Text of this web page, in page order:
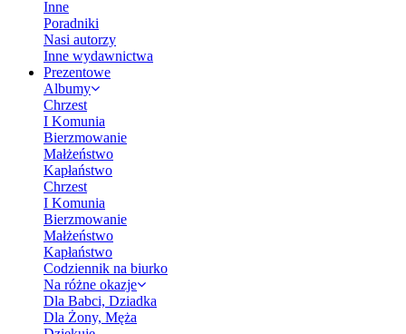
Inne
Poradniki
Nasi autorzy
Inne wydawnictwa
Prezentowe
Albumy
Chrzest
I Komunia
Bierzmowanie
Małżeństwo
Kapłaństwo
Chrzest
I Komunia
Bierzmowanie
Małżeństwo
Kapłaństwo
Codziennik na biurko
Na różne okazje
Dla Babci, Dziadka
Dla Żony, Męża